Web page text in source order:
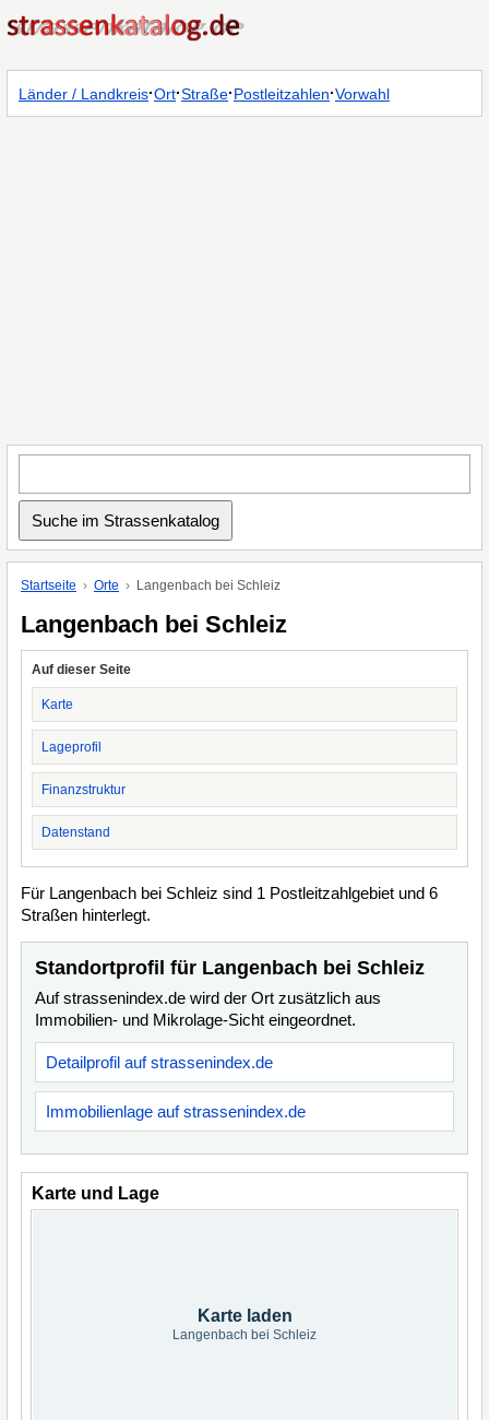
Länder / Landkreis·Ort·Straße·Postleitzahlen·Vorwahl
Startseite Orte Langenbach bei Schleiz
Langenbach bei Schleiz
Auf dieser Seite
Karte
Lageprofil
Finanzstruktur
Datenstand
Für Langenbach bei Schleiz sind 1 Postleitzahlgebiet und 6
Straßen hinterlegt.
Standortprofil für Langenbach bei Schleiz
Auf strassenindex.de wird der Ort zusätzlich aus
Immobilien- und Mikrolage-Sicht eingeordnet.
Detailprofil auf strassenindex.de
Immobilienlage auf strassenindex.de
Karte und Lage
Karte laden
Langenbach bei Schleiz